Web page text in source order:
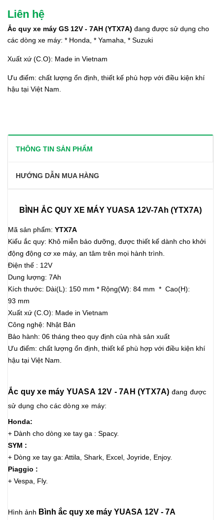
Liên hệ
Ắc quy xe máy GS 12V - 7AH (YTX7A) đang được sử dụng cho
các dòng xe máy: * Honda, * Yamaha, * Suzuki
Xuất xứ (C.O): Made in Vietnam
Ưu điểm: chất lượng ổn định, thiết kế phù hợp với điều kiện khí
hậu tại Việt Nam.
THÔNG TIN SẢN PHẨM
HƯỚNG DẪN MUA HÀNG
BÌNH ẮC QUY XE MÁY YUASA 12V-7Ah (YTX7A)
Mã sản phẩm: YTX7A
Kiểu ắc quy: Khô miễn bảo dưỡng, được thiết kế dành cho khởi
động động cơ xe máy, an tâm trên mọi hành trình.
Điện thế : 12V
Dung lượng: 7Ah
Kích thước: Dài(L): 150 mm * Rộng(W): 84 mm * Cao(H):
93 mm
Xuất xứ (C.O): Made in Vietnam
Công nghệ: Nhật Bản
Bảo hành: 06 tháng theo quy định của nhà sản xuất
Ưu điểm: chất lượng ổn định, thiết kế phù hợp với điều kiện khí
hậu tại Việt Nam.
Ắc quy xe máy YUASA 12V - 7AH (YTX7A) đang được
sử dụng cho các dòng xe máy:
Honda:
+ Dành cho dòng xe tay ga : Spacy.
SYM :
+ Dòng xe tay ga: Attila, Shark, Excel, Joyride, Enjoy.
Piaggio :
+ Vespa, Fly.
Hình ảnh Bình ắc quy xe máy YUASA 12V - 7A